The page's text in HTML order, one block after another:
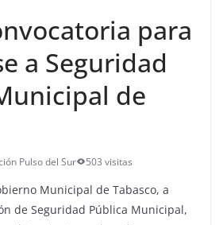
para
a Seguridad
de
Pulso del Sur 503 visitas
Municipal de Tabasco, a
de Seguridad Pública Municipal,